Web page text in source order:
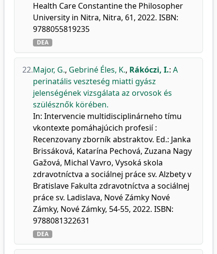
Health Care Constantine the Philosopher
University in Nitra, Nitra, 61, 2022. ISBN:
9788055819235
DEA
22.Major, G., Gebriné Éles, K., Rákóczi, I.: A
perinatális veszteség miatti gyász
jelenségének vizsgálata az orvosok és
szülésznők körében.
In: Intervencie multidisciplinárneho tímu
vkontexte pomáhajúcich profesií :
Recenzovany zborník abstraktov. Ed.: Janka
Brissáková, Katarína Pechová, Zuzana Nagy
Gažová, Michal Vavro, Vysoká skola
zdravotníctva a sociálnej práce sv. Alzbety v
Bratislave Fakulta zdravotníctva a sociálnej
práce sv. Ladislava, Nové Zámky Nové
Zámky, Nové Zámky, 54-55, 2022. ISBN:
9788081322631
DEA